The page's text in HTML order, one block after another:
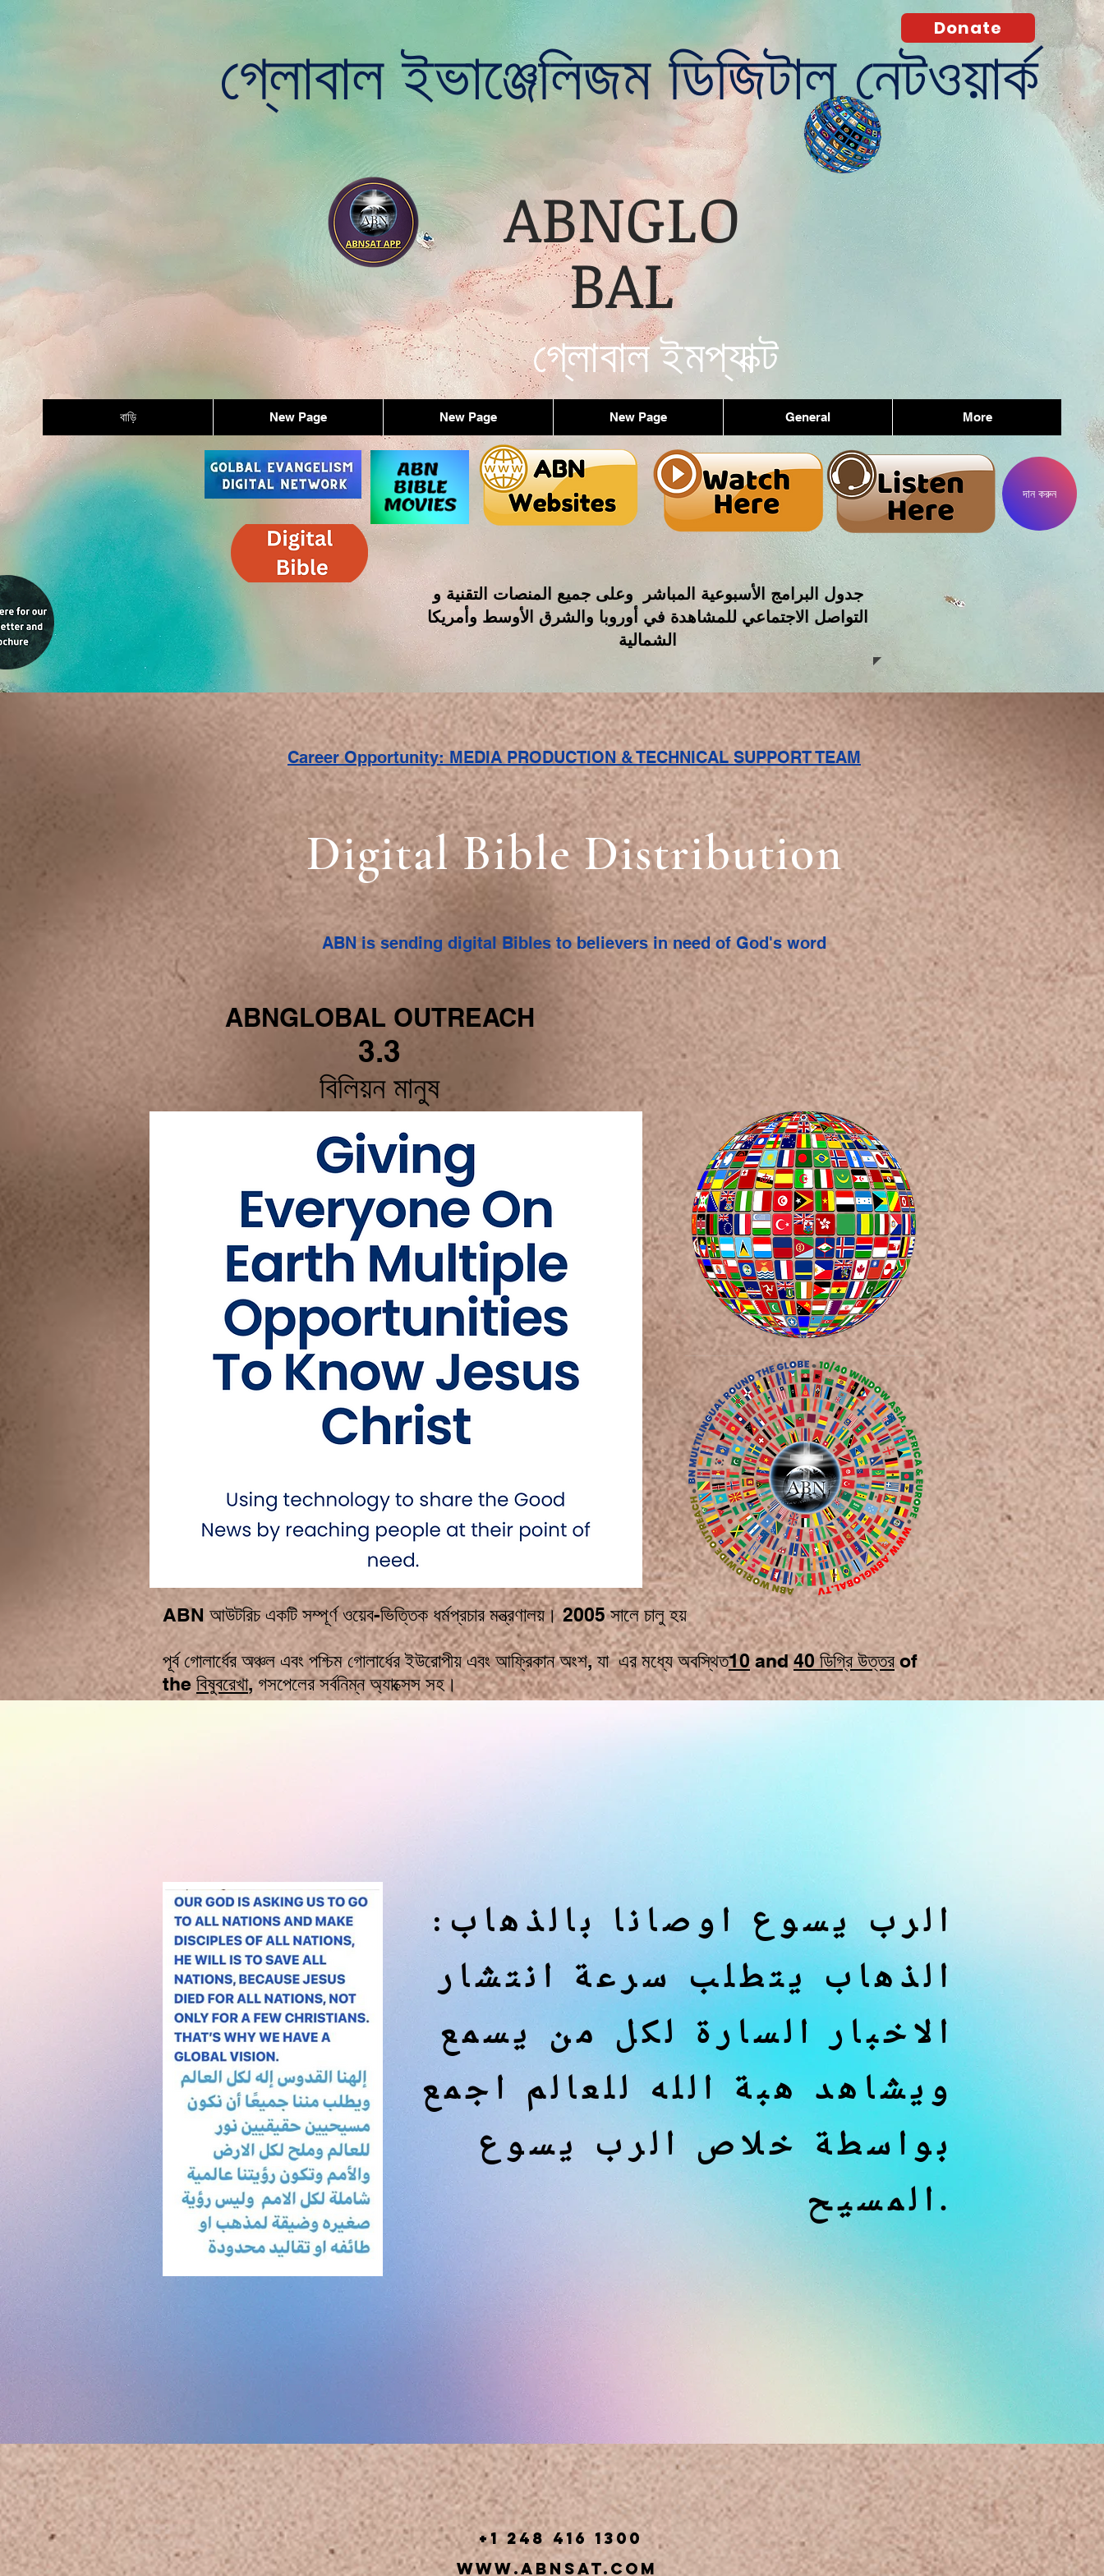
Donate
গ্লোবাল ইভাঞ্জেলিজম ডিজিটাল নেটওয়ার্ক
গ্লোবাল ইমপ্যাক্ট
ABNGLO
BAL
বাড়ি New Page New Page New Page General More
দান করুন
جدول البرامج الأسبوعية المباشر وعلى جميع المنصات التقنية و
التواصل الاجتماعي للمشاهدة في أوروبا والشرق الأوسط وأمريكا
الشمالية
Career Opportunity: MEDIA PRODUCTION & TECHNICAL SUPPORT TEAM
Digital Bible Distribution
ABN is sending digital Bibles to believers in need of God's word
ABNGLOBAL OUTREACH
3.3
বিলিয়ন মানুষ
ABN আউটরিচ একটি সম্পূর্ণ ওয়েব-ভিত্তিক ধর্মপ্রচার মন্ত্রণালয়। 2005 সালে চালু হয়
পূর্ব গোলার্ধের অঞ্চল এবং পশ্চিম গোলার্ধের ইউরোপীয় এবং আফ্রিকান অংশ, যা এর মধ্যে অবস্থিত10and40 ডিগ্রি উত্তর of
the বিষুবরেখা, গসপেলের সর্বনিম্ন অ্যাক্সেস সহ।
الرب يسوع اوصانا بالذهاب:
الذهاب يتطلب سرعة انتشار
الاخبار السارة لكل من يسمع
ويشاهد هبة الله للعالم اجمع
بواسطة خلاص الرب يسوع
المسيح.
+1 248 416 1300
www.abnsat.com